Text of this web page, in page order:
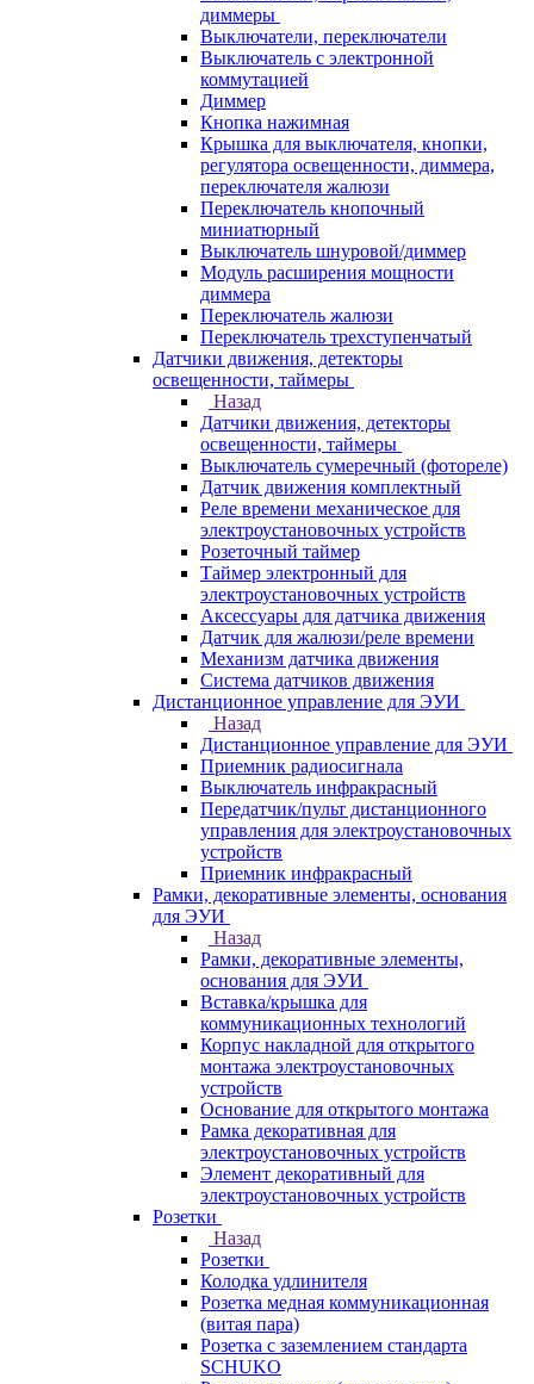
диммеры
Выключатели, переключатели
Выключатель с электронной
коммутацией
Диммер
Кнопка нажимная
Крышка для выключателя, кнопки,
регулятора освещенности, диммера,
переключателя жалюзи
Переключатель кнопочный
миниатюрный
Выключатель шнуровой/диммер
Модуль расширения мощности
диммера
Переключатель жалюзи
Переключатель трехступенчатый
Датчики движения, детекторы
освещенности, таймеры
Назад
Датчики движения, детекторы
освещенности, таймеры
Выключатель сумеречный (фотореле)
Датчик движения комплектный
Реле времени механическое для
электроустановочных устройств
Розеточный таймер
Таймер электронный для
электроустановочных устройств
Аксессуары для датчика движения
Датчик для жалюзи/реле времени
Механизм датчика движения
Система датчиков движения
Дистанционное управление для ЭУИ
Назад
Дистанционное управление для ЭУИ
Приемник радиосигнала
Выключатель инфракрасный
Передатчик/пульт дистанционного
управления для электроустановочных
устройств
Приемник инфракрасный
Рамки, декоративные элементы, основания
для ЭУИ
Назад
Рамки, декоративные элементы,
основания для ЭУИ
Вставка/крышка для
коммуникационных технологий
Корпус накладной для открытого
монтажа электроустановочных
устройств
Основание для открытого монтажа
Рамка декоративная для
электроустановочных устройств
Элемент декоративный для
электроустановочных устройств
Розетки
Назад
Розетки
Колодка удлинителя
Розетка медная коммуникационная
(витая пара)
Розетка с заземлением стандарта
SCHUKO